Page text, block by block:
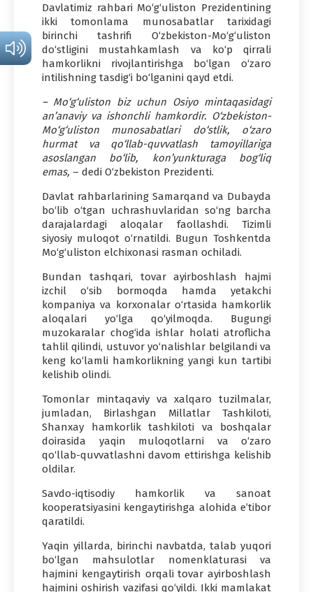
Davlatimiz rahbari Mo‘g‘uliston Prezidentining
ikki tomonlama munosabatlar tarixidagi
birinchi tashrifi O‘zbekiston-Mo‘g‘uliston
do‘stligini mustahkamlash va ko‘p qirrali
hamkorlikni rivojlantirishga bo‘lgan o‘zaro
intilishning tasdig‘i bo‘lganini qayd etdi.
– Mo‘g‘uliston biz uchun Osiyo mintaqasidagi
an’anaviy va ishonchli hamkordir. O‘zbekiston-
Mo‘g‘uliston munosabatlari do‘stlik, o‘zaro
hurmat va qo‘llab-quvvatlash tamoyillariga
asoslangan bo‘lib, kon’yunkturaga bog‘liq
emas, – dedi O‘zbekiston Prezidenti.
Davlat rahbarlarining Samarqand va Dubayda
bo‘lib o‘tgan uchrashuvlaridan so‘ng barcha
darajalardagi aloqalar faollashdi. Tizimli
siyosiy muloqot o‘rnatildi. Bugun Toshkentda
Mo‘g‘uliston elchixonasi rasman ochiladi.
Bundan tashqari, tovar ayirboshlash hajmi
izchil o‘sib bormoqda hamda yetakchi
kompaniya va korxonalar o‘rtasida hamkorlik
aloqalari yo‘lga qo‘yilmoqda. Bugungi
muzokaralar chog‘ida ishlar holati atroflicha
tahlil qilindi, ustuvor yo‘nalishlar belgilandi va
keng ko‘lamli hamkorlikning yangi kun tartibi
kelishib olindi.
Tomonlar mintaqaviy va xalqaro tuzilmalar,
jumladan, Birlashgan Millatlar Tashkiloti,
Shanxay hamkorlik tashkiloti va boshqalar
doirasida yaqin muloqotlarni va o‘zaro
qo‘llab-quvvatlashni davom ettirishga kelishib
oldilar.
Savdo-iqtisodiy hamkorlik va sanoat
kooperatsiyasini kengaytirishga alohida e’tibor
qaratildi.
Yaqin yillarda, birinchi navbatda, talab yuqori
bo‘lgan mahsulotlar nomenklaturasi va
hajmini kengaytirish orqali tovar ayirboshlash
hajmini oshirish vazifasi qo‘yildi. Ikki mamlakat